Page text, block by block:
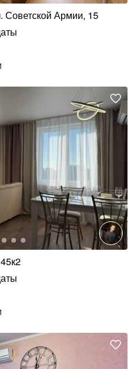
Советской Армии, 15